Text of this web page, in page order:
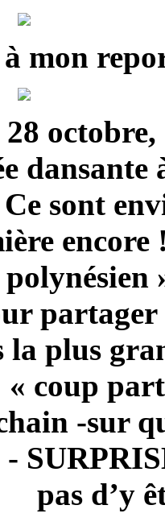
mon
dansante
sont
encore
partager
la plus
« coup
-sur
-
pas d’y